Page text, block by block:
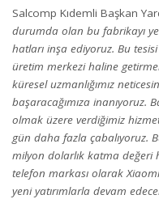
Salcomp Kıdemli Başkan
durumda olan bu fabrikayı
hatları inşa ediyoruz. Bu
üretim merkezi haline
küresel uzmanlığımız
başaracağımıza inanıyoruz.
olmak üzere verdiğimiz
gün daha fazla çabalıyoruz.
milyon dolarlık katma değeri
telefon markası olarak
yeni yatırımlarla devam